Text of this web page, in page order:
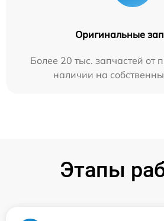
Оригинальные
Более 20 тыс. запчастей от
наличии на
Этапы